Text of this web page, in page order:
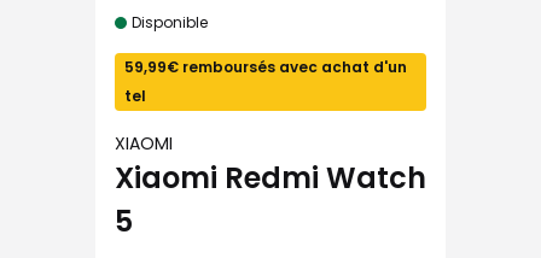
Disponible
59,99€ remboursés avec achat d'un
tel
XIAOMI
Xiaomi Redmi Watch
5